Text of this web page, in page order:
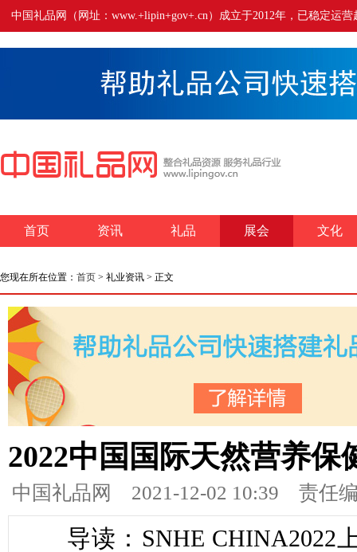
中国礼品网（网址：www.+lipin+gov+.cn）成立于2012年，已稳定运
首页 资讯 礼品 展会 文化
您现在所在位置： 首页 > 礼业资讯 > 正文
2022中国国际天然营养保
中国礼品网 2021-12-02 10:39 责任
导读：SNHE CHINA2022